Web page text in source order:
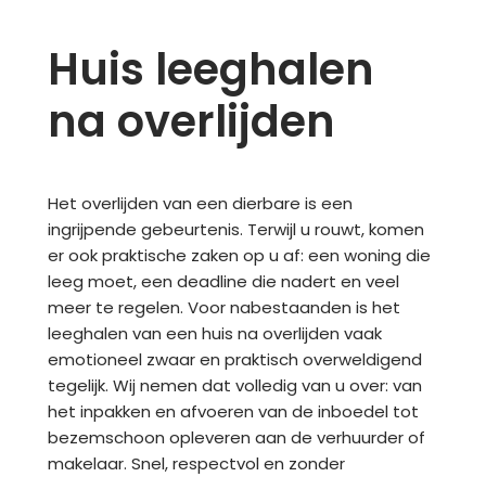
Meteen
naar
inhoud
Huis leeghalen
na overlijden
Het overlijden van een dierbare is een
ingrijpende gebeurtenis. Terwijl u rouwt, komen
er ook praktische zaken op u af: een woning die
leeg moet, een deadline die nadert en veel
meer te regelen. Voor nabestaanden is het
leeghalen van een huis na overlijden vaak
emotioneel zwaar en praktisch overweldigend
tegelijk. Wij nemen dat volledig van u over: van
het inpakken en afvoeren van de inboedel tot
bezemschoon opleveren aan de verhuurder of
makelaar. Snel, respectvol en zonder